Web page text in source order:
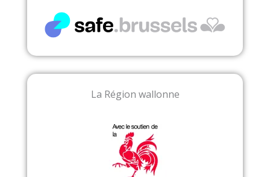
La Région wallonne